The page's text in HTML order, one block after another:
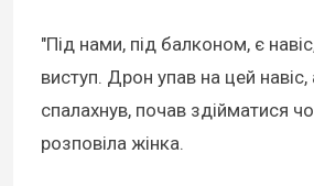
"Під нами, під балконом, є
виступ. Дрон упав на цей навіс,
спалахнув, почав здійматися
розповіла жінка.